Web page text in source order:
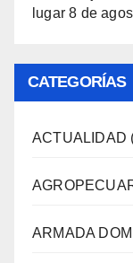
lugar 8 de
CATEGORÍAS
ACTUALIDAD
ARMADA DOM